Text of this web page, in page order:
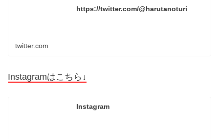
https://twitter.com/@harutanoturi
twitter.com
Instagramはこちら↓
Instagram